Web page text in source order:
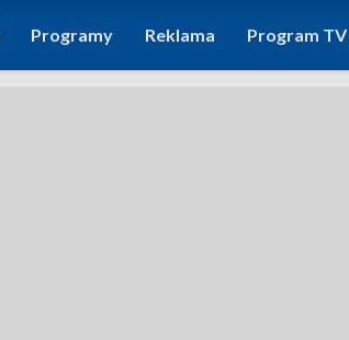
Programy Reklama Program TV